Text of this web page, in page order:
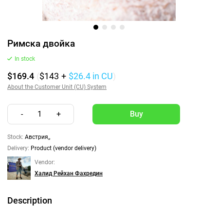
Римска двойка
In stock
$169.4 ($143 + $26.4 in CU)
About the Customer Unit (CU) System
- 1 +
Stock: Австрия,,
Delivery: Product (vendor delivery)
Vendor:
Халид Рейхан Фахредин
Description